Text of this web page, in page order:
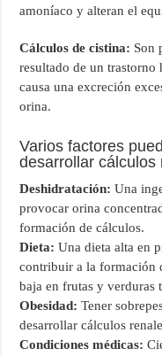
amoníaco y alteran el
Cálculos de cistina: Son
resultado de un
causa una excreción
orina.
Varios factores
desarrollar cálculos
Deshidratación: Una
provocar orina
formación de cálculos.
Dieta: Una dieta alta en
contribuir a la formación
baja en frutas y verduras
Obesidad:Tener
desarrollar cálculos
Condiciones médicas: